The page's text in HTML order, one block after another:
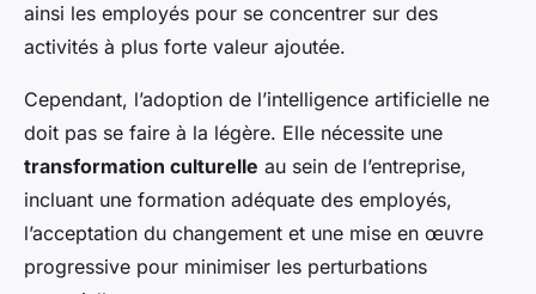
ainsi les employés pour se concentrer sur des
activités à plus forte valeur ajoutée.
Cependant, l’adoption de l’intelligence artificielle ne
doit pas se faire à la légère. Elle nécessite une
transformation culturelle au sein de l’entreprise,
incluant une formation adéquate des employés,
l’acceptation du changement et une mise en œuvre
progressive pour minimiser les perturbations